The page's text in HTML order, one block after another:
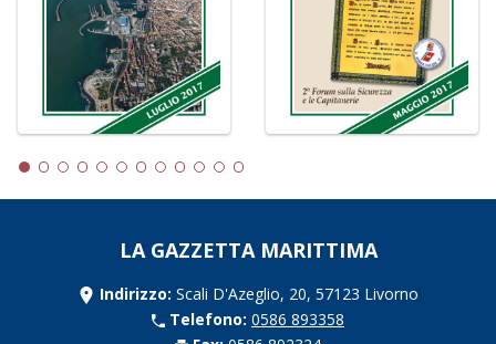
LA GAZZETTA MARITTIMA
Indirizzo: Scali D'Azeglio, 20, 57123 Livorno
Telefono: 0586 893358